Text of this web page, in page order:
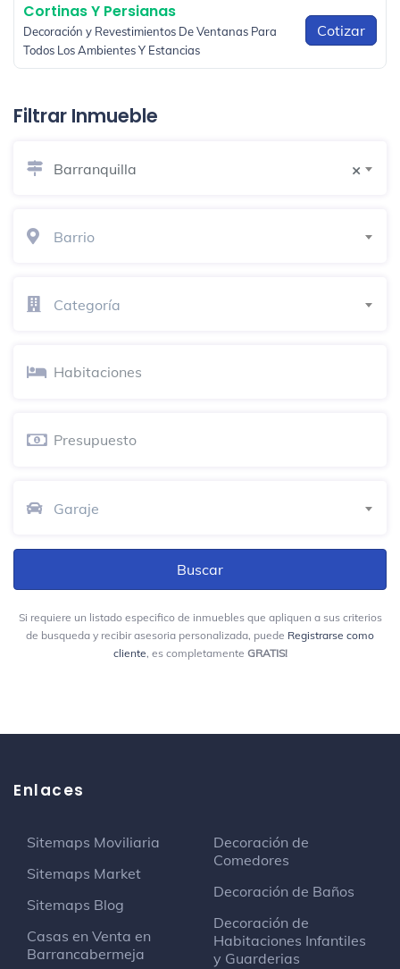
Cortinas Y Persianas
Decoración y Revestimientos De Ventanas Para
Todos Los Ambientes Y Estancias
Cotizar
Filtrar Inmueble
×
Barranquilla
Barrio
Categoría
Garaje
Si requiere un listado especifico de inmuebles que apliquen a sus criterios
de busqueda y recibir asesoria personalizada, puede Registrarse como
cliente, es completamente GRATIS!
Enlaces
Sitemaps Moviliaria
Sitemaps Market
Sitemaps Blog
Casas en Venta en
Barrancabermeja
Decoración de
Comedores
Decoración de Baños
Decoración de
Habitaciones Infantiles
y Guarderias